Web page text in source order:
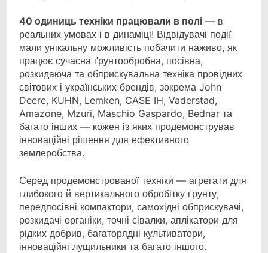
40 одиниць техніки працювали в полі — в
реальних умовах і в динаміці! Відвідувачі події
мали унікальну можливість побачити наживо, як
працює сучасна ґрунтообробна, посівна,
розкидаюча та обприскувальна техніка провідних
світових і українських брендів, зокрема John
Deere, KUHN, Lemken, CASE IH, Vaderstad,
Amazone, Mzuri, Maschio Gaspardo, Bednar та
багато інших — кожен із яких продемонстрував
інноваційні рішення для ефективного
землеробства.
Серед продемонстрованої техніки — агрегати для
глибокого й вертикального обробітку ґрунту,
передпосівні компактори, самохідні обприскувачі,
розкидачі органіки, точні сівалки, аплікатори для
рідких добрив, багаторядні культиватори,
інноваційні лущильники та багато іншого.